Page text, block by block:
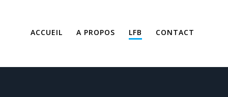
ACCUEIL A PROPOS LFB CONTACT